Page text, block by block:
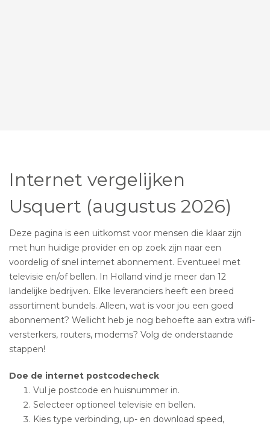
Internet vergelijken
Usquert (augustus 2026)
Deze pagina is een uitkomst voor mensen die klaar zijn
met hun huidige provider en op zoek zijn naar een
voordelig of snel internet abonnement. Eventueel met
televisie en/of bellen. In Holland vind je meer dan 12
landelijke bedrijven. Elke leveranciers heeft een breed
assortiment bundels. Alleen, wat is voor jou een goed
abonnement? Wellicht heb je nog behoefte aan extra wifi-
versterkers, routers, modems? Volg de onderstaande
stappen!
Doe de internet postcodecheck
Vul je postcode en huisnummer in.
Selecteer optioneel televisie en bellen.
Kies type verbinding, up- en download speed,